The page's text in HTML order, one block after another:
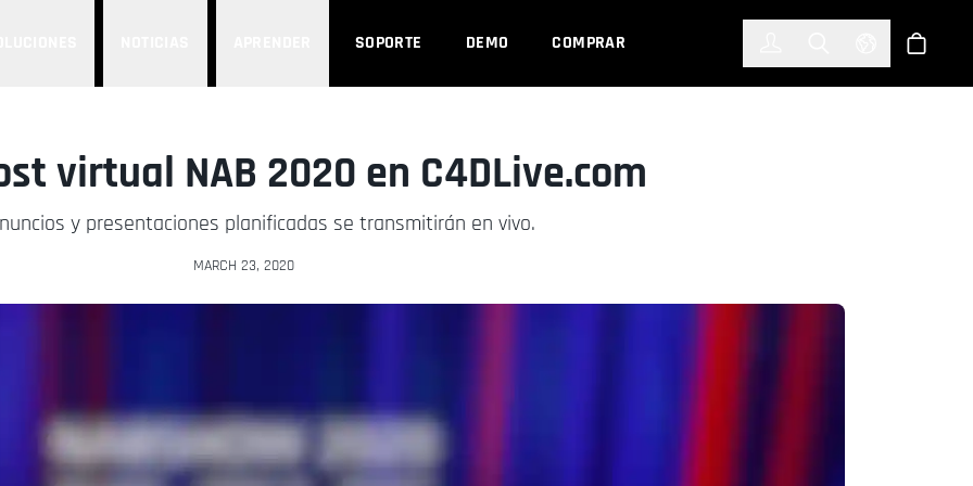
SOPORTE DEMO COMPRAR Select Tienda
virtual NAB 2020 en C4DLive.com
y presentaciones planificadas se transmitirán en vivo.
MARCH 23, 2020